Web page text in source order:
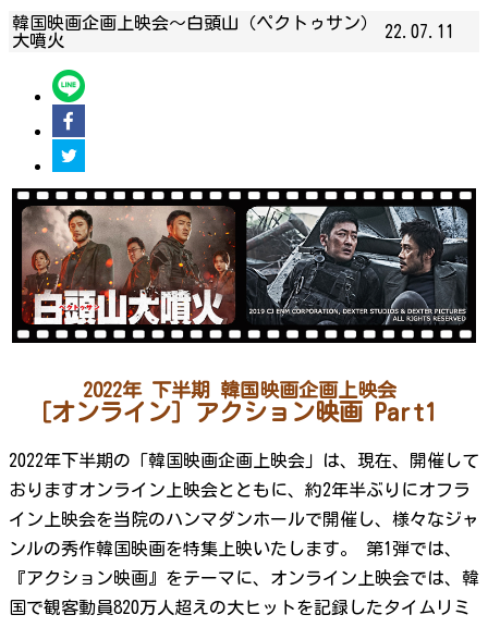
韓国映画企画上映会～白頭山（ペクトゥサン）
大噴火
22.07.11
2022年 下半期 韓国映画企画上映会
［オンライン］アクション映画 Part1
2022年下半期の「韓国映画企画上映会」は、現在、開催して
おりますオンライン上映会とともに、約2年半ぶりにオフラ
イン上映会を当院のハンマダンホールで開催し、様々なジャ
ンルの秀作韓国映画を特集上映いたします。 第1弾では、
『アクション映画』をテーマに、オンライン上映会では、韓
国で観客動員820万人超えの大ヒットを記録したタイムリミ